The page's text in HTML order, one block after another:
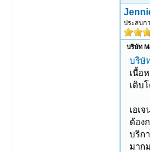
ประสบก
บริษัท
บริษั
เนื้อ
เติบ
เอเ
ต้อง
บริก
มาก